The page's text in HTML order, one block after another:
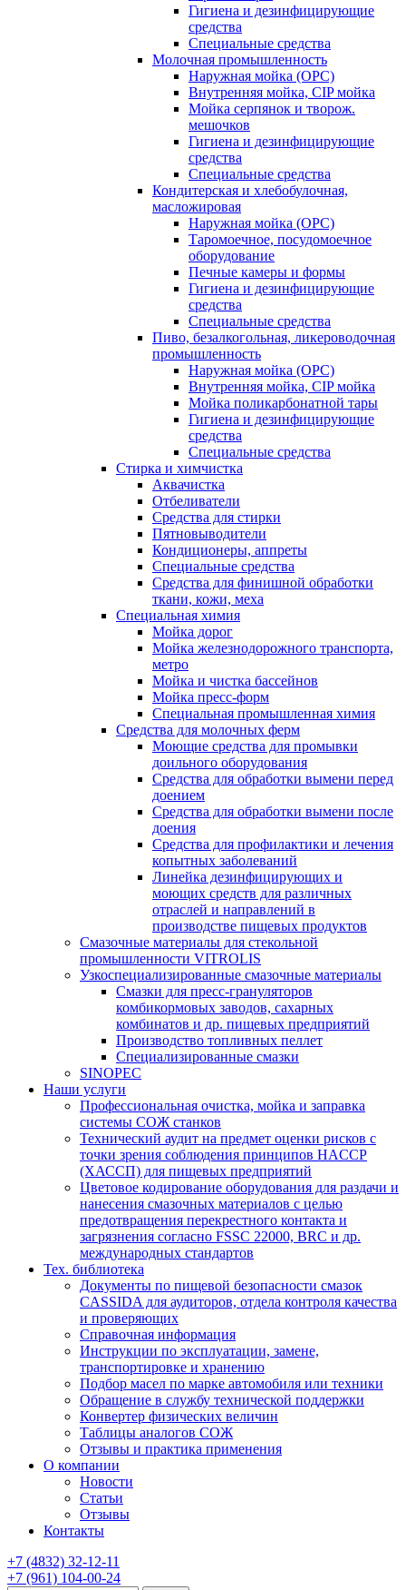
Гигиена и дезинфицирующие
средства
Специальные средства
Молочная промышленность
Наружная мойка (ОРС)
Внутренняя мойка, CIP мойка
Мойка серпянок и творож.
мешочков
Гигиена и дезинфицирующие
средства
Специальные средства
Кондитерская и хлебобулочная,
масложировая
Наружная мойка (ОРС)
Таромоечное, посудомоечное
оборудование
Печные камеры и формы
Гигиена и дезинфицирующие
средства
Специальные средства
Пиво, безалкогольная, ликероводочная
промышленность
Наружная мойка (ОРС)
Внутренняя мойка, CIP мойка
Мойка поликарбонатной тары
Гигиена и дезинфицирующие
средства
Специальные средства
Стирка и химчистка
Аквачистка
Отбеливатели
Средства для стирки
Пятновыводители
Кондиционеры, аппреты
Специальные средства
Средства для финишной обработки
ткани, кожи, меха
Специальная химия
Мойка дорог
Мойка железнодорожного транспорта,
метро
Мойка и чистка бассейнов
Мойка пресс-форм
Специальная промышленная химия
Средства для молочных ферм
Моющие средства для промывки
доильного оборудования
Средства для обработки вымени перед
доением
Средства для обработки вымени после
доения
Средства для профилактики и лечения
копытных заболеваний
Линейка дезинфицирующих и
моющих средств для различных
отраслей и направлений в
производстве пищевых продуктов
Смазочные материалы для стекольной
промышленности VITROLIS
Узкоспециализированные смазочные материалы
Смазки для пресс-грануляторов
комбикормовых заводов, сахарных
комбинатов и др. пищевых предприятий
Производство топливных пеллет
Специализированные смазки
SINOPEC
Наши услуги
Профессиональная очистка, мойка и заправка
системы СОЖ станков
Технический аудит на предмет оценки рисков с
точки зрения соблюдения принципов HACCP
(ХАССП) для пищевых предприятий
Цветовое кодирование оборудования для раздачи и
нанесения смазочных материалов с целью
предотвращения перекрестного контакта и
загрязнения согласно FSSC 22000, BRC и др.
международных стандартов
Тех. библиотека
Документы по пищевой безопасности смазок
CASSIDA для аудиторов, отдела контроля качества
и проверяющих
Справочная информация
Инструкции по эксплуатации, замене,
транспортировке и хранению
Подбор масел по марке автомобиля или техники
Обращение в службу технической поддержки
Конвертер физических величин
Таблицы аналогов СОЖ
Отзывы и практика применения
О компании
Новости
Статьи
Отзывы
Контакты
+7 (4832) 32-12-11
+7 (961) 104-00-24